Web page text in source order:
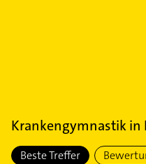
Krankengymnastikin
Beste Treffer